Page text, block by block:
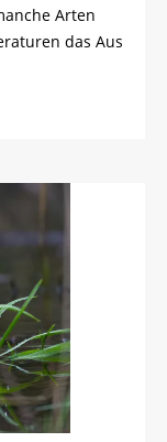
Arten
das Aus